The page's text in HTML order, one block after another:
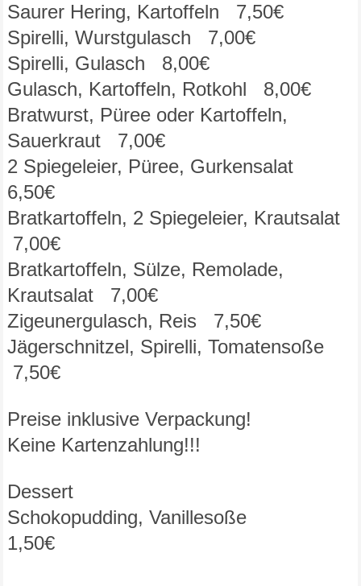
Saurer Hering, Kartoffeln 7,50€
Spirelli, Wurstgulasch 7,00€
Spirelli, Gulasch 8,00€
Gulasch, Kartoffeln, Rotkohl 8,00€
Bratwurst, Püree oder Kartoffeln,
Sauerkraut 7,00€
2 Spiegeleier, Püree, Gurkensalat
6,50€
Bratkartoffeln, 2 Spiegeleier, Krautsalat
7,00€
Bratkartoffeln, Sülze, Remolade,
Krautsalat7,00€
Zigeunergulasch, Reis 7,50€
Jägerschnitzel, Spirelli, Tomatensoße
7,50€
Preise inklusive Verpackung!
Keine Kartenzahlung!!!
Dessert
Schokopudding, Vanillesoße
1,50€